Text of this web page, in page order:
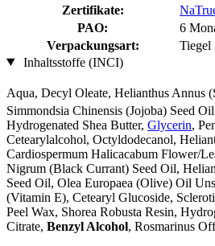
Zertifikate:
PAO:
6
Verpackungsart:
Tiegel
Inhaltsstoffe (INCI)
Aqua, Decyl Oleate, Helianthus Annus
Simmondsia Chinensis (Jojoba) Seed Oil
Hydrogenated Shea Butter, Glycerin,
Cetearylalcohol, Octyldodecanol,
Cardiospermum Halicacabum Flower/
Nigrum (Black Currant) Seed Oil,
Seed Oil, Olea Europaea (Olive) Oil
(Vitamin E), Cetearyl Glucoside,
Peel Wax, Shorea Robusta Resin,
Citrate, Benzyl Alcohol, Rosmarinus